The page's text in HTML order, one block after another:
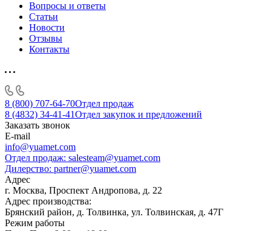
Вопросы и ответы
Статьи
Новости
Отзывы
Контакты
8 (800) 707-64-70Отдел продаж
8 (4832) 34-41-41Отдел закупок и предложений
Заказать звонок
E-mail
info@yuamet.com
Отдел продаж: salesteam@yuamet.com
Дилерство: partner@yuamet.com
Адрес
г. Москва, Проспект Андропова, д. 22
Адрес производства:
Брянский район, д. Толвинка, ул. Толвинская, д. 47Г
Режим работы